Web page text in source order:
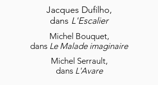
Jacques Dufilho,
dans L'Escalier
Michel Bouquet,
dans Le Malade imaginaire
Michel Serrault,
dansL'Avare